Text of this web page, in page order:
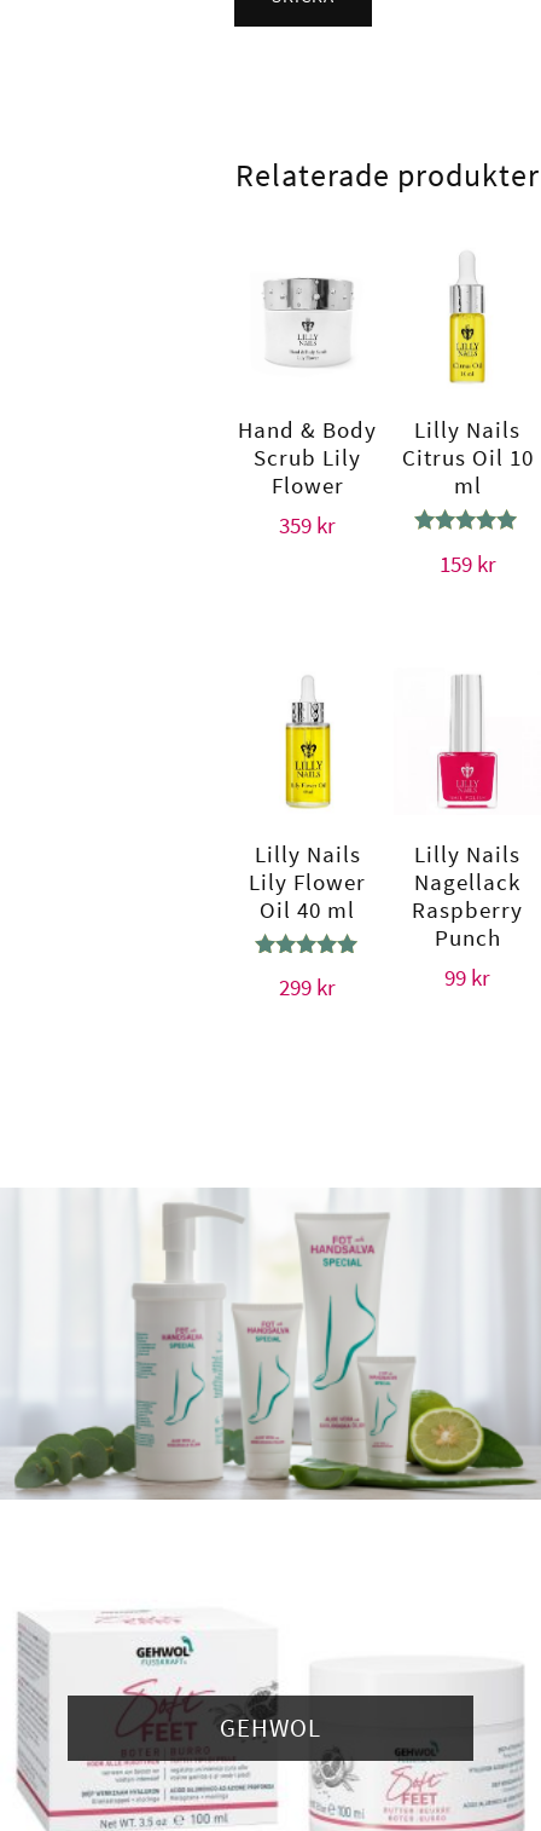
Relaterade produkter
Hand & Body
Scrub Lily
Flower
359 kr
Lilly Nails
Citrus Oil 10
ml
5.00
159 kr
Lilly Nails
Lily Flower
Oil 40 ml
5.00
299 kr
Lilly Nails
Nagellack
Raspberry
Punch
99 kr
GEHWOL